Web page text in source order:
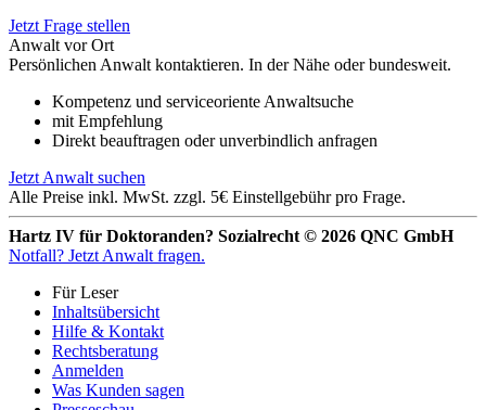
Jetzt Frage stellen
Anwalt vor Ort
Persönlichen Anwalt kontaktieren. In der Nähe oder bundesweit.
Kompetenz und serviceoriente Anwaltsuche
mit Empfehlung
Direkt beauftragen oder unverbindlich anfragen
Jetzt Anwalt suchen
Alle Preise inkl. MwSt. zzgl. 5€ Einstellgebühr pro Frage.
Hartz IV für Doktoranden? Sozialrecht © 2026 QNC GmbH
Notfall? Jetzt Anwalt fragen.
Für Leser
Inhaltsübersicht
Hilfe & Kontakt
Rechtsberatung
Anmelden
Was Kunden sagen